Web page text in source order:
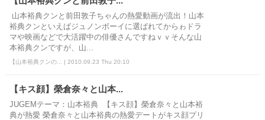
山本裕典クンと前田敦子ちゃんの熱愛動画が流出！山本
裕典クンといえばジュノンボーイに選ばれてからゎドラ
マや映画などで大活躍中の俳優さんですねｖｖそんな山
本裕典クンですが、山...
【山本裕典クンの... | 2010.09.23 Thu 20:10
【キス顔】榮倉奈々と山本...
JUGEMテーマ：山本裕典 【キス顔】榮倉奈々と山本裕
典が熱愛 榮倉奈々と山本裕典の熱愛デートがキス顔プリ